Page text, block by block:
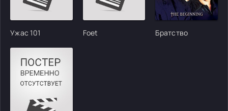
Ужас 101 Foet Братство